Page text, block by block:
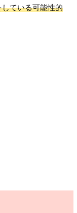
ている可能性的